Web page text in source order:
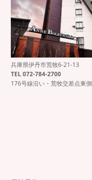
もっと見る
兵庫県伊丹市荒牧6-21-13
TEL 072-784-2700
176号線沿い・荒牧交差点東側